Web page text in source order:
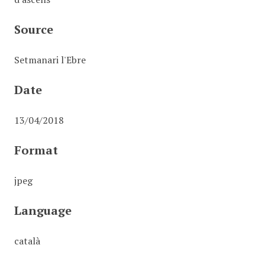
Source
Setmanari l'Ebre
Date
13/04/2018
Format
jpeg
Language
català